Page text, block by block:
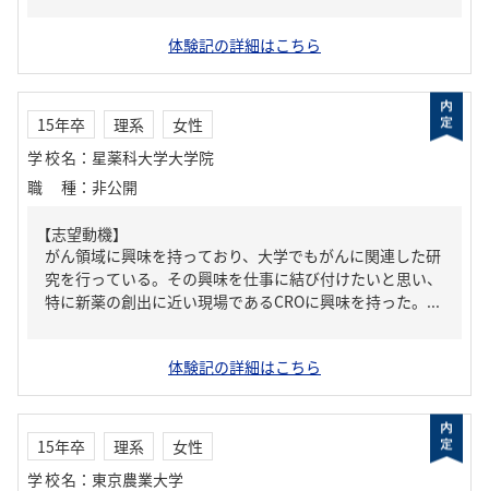
体験記の詳細はこちら
15年卒 理系
女性
学校名 ： 星薬科大学大学院
職種 ： 非公開
【志望動機】
がん領域に興味を持っており、大学でもがんに関連した研
究を行っている。その興味を仕事に結び付けたいと思い、
特に新薬の創出に近い現場であるCROに興味を持った。...
体験記の詳細はこちら
15年卒 理系
女性
学校名 ： 東京農業大学